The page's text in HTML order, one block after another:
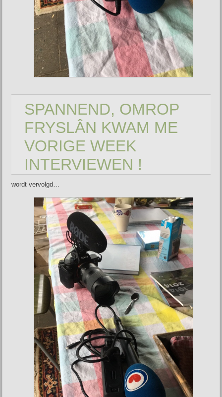
SPANNEND, OMROP
FRYSLÂN KWAM ME
VORIGE WEEK
INTERVIEWEN !
wordt vervolgd…